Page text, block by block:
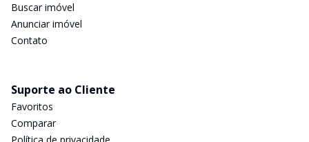
Buscar imóvel
Anunciar imóvel
Contato
Suporte ao Cliente
Favoritos
Comparar